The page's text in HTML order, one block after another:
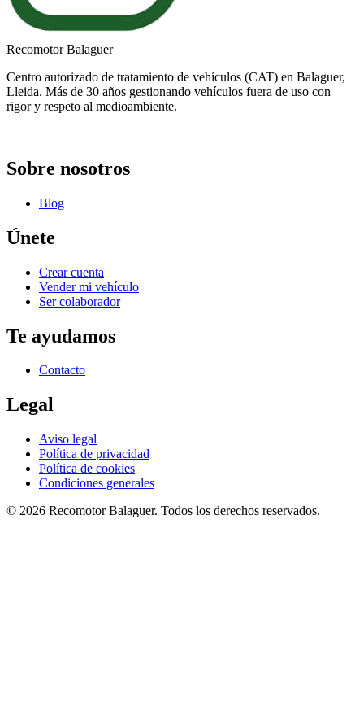
Recomotor Balaguer
Centro autorizado de tratamiento de vehículos (CAT) en Balaguer,
Lleida. Más de 30 años gestionando vehículos fuera de uso con
rigor y respeto al medioambiente.
Sobre nosotros
Blog
Únete
Crear cuenta
Vender mi vehículo
Ser colaborador
Te ayudamos
Contacto
Legal
Aviso legal
Política de privacidad
Política de cookies
Condiciones generales
© 2026 RecomotorBalaguer. Todos los derechos reservados.